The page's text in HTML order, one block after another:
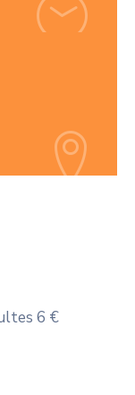
6 €